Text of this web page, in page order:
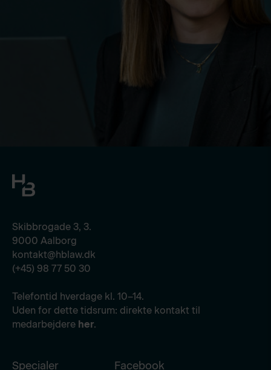
Skibbrogade 3, 3.
9000 Aalborg
kontakt@hblaw.dk
(+45) 98 77 50 30
Telefontid hverdage kl. 10–14.
Uden for dette tidsrum: direkte kontakt til
medarbejdere her.
Specialer Facebook